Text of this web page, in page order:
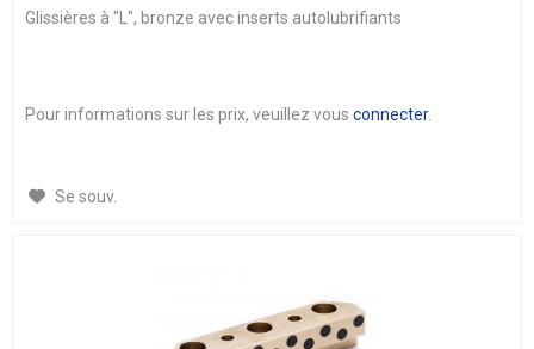
Glissières à "L", bronze avec inserts autolubrifiants
Pour informations sur les prix, veuillez vousconnecter.
Se souv.